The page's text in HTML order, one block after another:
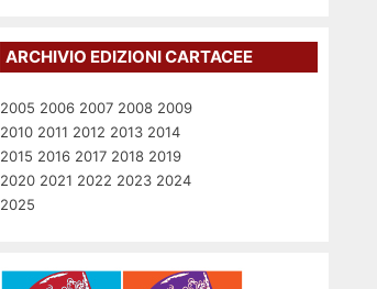
ARCHIVIO EDIZIONI CARTACEE
2005 2006 2007 2008 2009
2010 2011 2012 2013 2014
2015 2016 2017 2018 2019
2020 2021 2022 2023 2024
2025